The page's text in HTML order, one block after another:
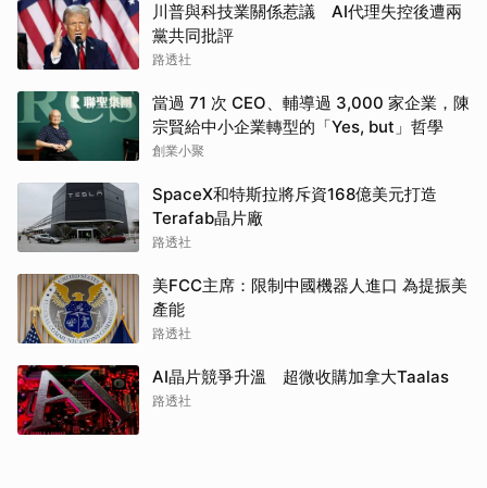
川普與科技業關係惹議 AI代理失控後遭兩
黨共同批評
路透社
當過 71 次 CEO、輔導過 3,000 家企業，陳
宗賢給中小企業轉型的「Yes, but」哲學
創業小聚
SpaceX和特斯拉將斥資168億美元打造
Terafab晶片廠
路透社
美FCC主席：限制中國機器人進口 為提振美
產能
路透社
AI晶片競爭升溫 超微收購加拿大Taalas
路透社